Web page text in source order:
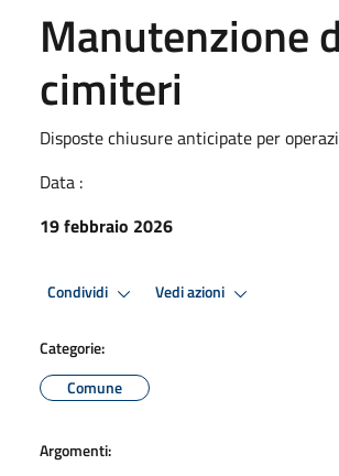
Manutenzione
cimiteri
Disposte chiusure anticipate per
Data :
19 febbraio 2026
Condividi Vedi azioni
Categorie:
Comune
Argomenti: